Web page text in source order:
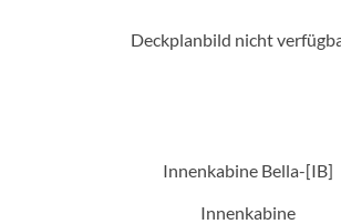
Deckplanbild nicht
Innenkabine Bella-[IB]
Innenkabine